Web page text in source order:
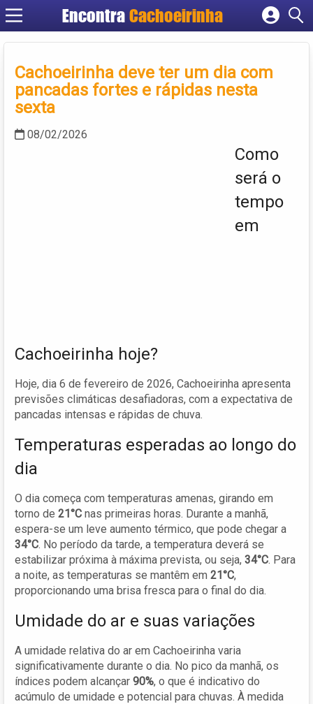
Encontra Cachoeirinha
Cadastrar empresa
Criar conta
Cachoeirinha deve ter um dia com
pancadas fortes e rápidas nesta
sexta
08/02/2026
Como
será o
tempo
em
Cachoeirinha hoje?
Hoje, dia 6 de fevereiro de 2026, Cachoeirinha apresenta
previsões climáticas desafiadoras, com a expectativa de
pancadas intensas e rápidas de chuva.
Temperaturas esperadas ao longo do
dia
O dia começa com temperaturas amenas, girando em
torno de 21°C nas primeiras horas. Durante a manhã,
espera-se um leve aumento térmico, que pode chegar a
34°C. No período da tarde, a temperatura deverá se
estabilizar próxima à máxima prevista, ou seja, 34°C. Para
a noite, as temperaturas se mantêm em 21°C,
proporcionando uma brisa fresca para o final do dia.
Umidade do ar e suas variações
A umidade relativa do ar em Cachoeirinha varia
significativamente durante o dia. No pico da manhã, os
índices podem alcançar 90%, o que é indicativo do
acúmulo de umidade e potencial para chuvas. À medida